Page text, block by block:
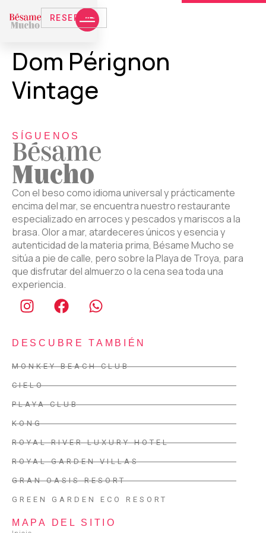
RESERVAS
Dom Pérignon
Vintage
SÍGUENOS
Bésame
Mucho
Con el beso como idioma universal y prácticamente
encima del mar, se encuentra nuestro restaurante
especializado en arroces y pescados y mariscos a la
brasa. Olor a mar, atardeceres únicos y esencia y
autenticidad de la materia prima, Bésame Mucho se
sitúa a pie de calle, pero sobre la Playa de Troya, para
que disfrutar del almuerzo o la cena sea toda una
experiencia.
DESCUBRE TAMBIÉN
MONKEY BEACH CLUB
CIELO
PLAYA CLUB
KONG
ROYAL RIVER LUXURY HOTEL
ROYAL GARDEN VILLAS
GRAN OASIS RESORT
GREEN GARDEN ECO RESORT
MAPA DEL SITIO